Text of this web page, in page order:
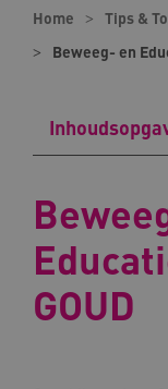
Home Tips &
Beweeg- en
GOUD